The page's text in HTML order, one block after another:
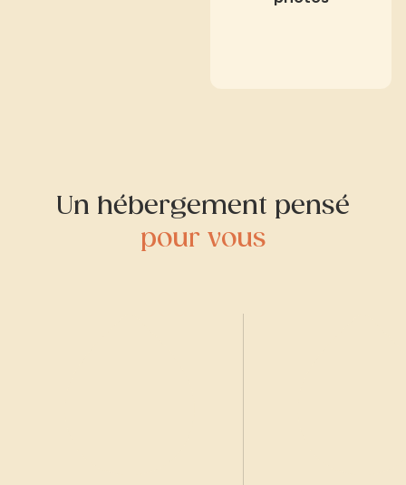
Un hébergement pensé
pour vous